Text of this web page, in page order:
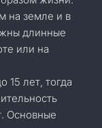
на земле и в
длинные
или на
15 лет, тогда
Основные